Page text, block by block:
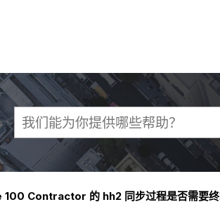
100 Contractor 的 hh2 同步过程是否需要终